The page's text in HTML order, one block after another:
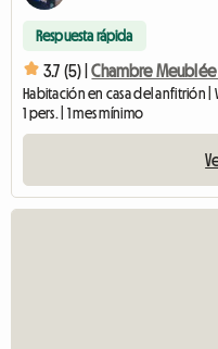
Respuesta rápida
3.7 (5) | Chambre Meublée
Habitación en casa del anfitrión |
1 pers. | 1 mes mínimo